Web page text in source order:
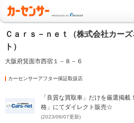
Ｃａｒｓ－ｎｅｔ（株式会社カーズ
ト）
大阪府箕面市西宿１－８－６
カーセンサーアフター保証取扱店
「良質な買取車」だけを厳選掲
格」にてダイレクト販売☆
(2023/06/07更新)